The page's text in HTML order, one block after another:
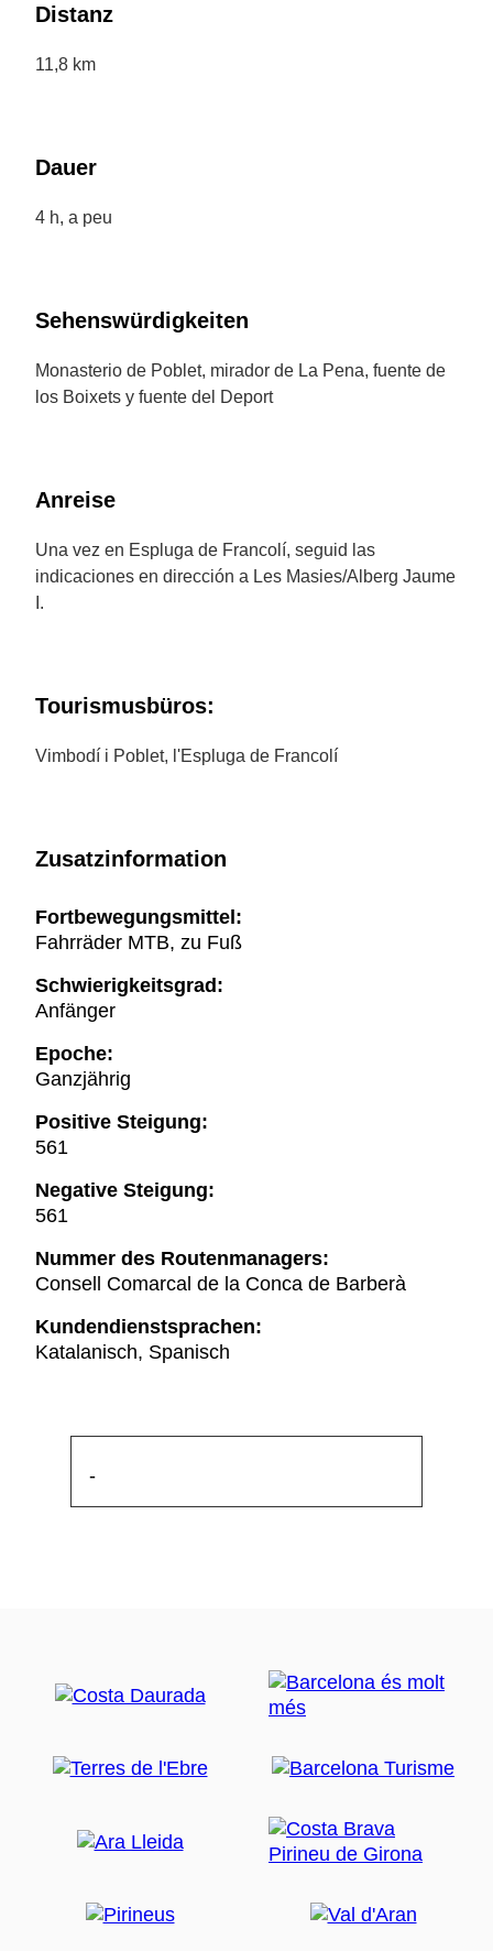
Distanz
11,8 km
Dauer
4 h, a peu
Sehenswürdigkeiten
Monasterio de Poblet, mirador de La Pena, fuente de
los Boixets y fuente del Deport
Anreise
Una vez en Espluga de Francolí, seguid las
indicaciones en dirección a Les Masies/Alberg Jaume
I.
Tourismusbüros:
Vimbodí i Poblet, l'Espluga de Francolí
Zusatzinformation
Fortbewegungsmittel:
Fahrräder MTB, zu Fuß
Schwierigkeitsgrad:
Anfänger
Epoche:
Ganzjährig
Positive Steigung:
561
Negative Steigung:
561
Nummer des Routenmanagers:
Consell Comarcal de la Conca de Barberà
Kundendienstsprachen:
Katalanisch, Spanisch
-